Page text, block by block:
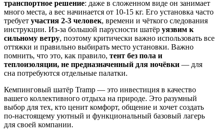
транспортное решение: даже в сложенном виде он занимает
много места, а вес начинается от 10-15 кг. Его установка часто
требует участия 2-3 человек, времени и чёткого следования
инструкции. Из-за большой парусности шатёр уязвим к
сильному ветру, поэтому критически важно использовать все
оттяжки и правильно выбирать место установки. Важно
помнить, что это, как правило, тент без пола и
теплоизоляции, не предназначенный для ночёвки — для
сна потребуются отдельные палатки.
Кемпинговый шатёр Tramp — это инвестиция в качество
вашего коллективного отдыха на природе. Это разумный
выбор для тех, кто ценит комфорт, общение и хочет создать
по-настоящему уютный и функциональный базовый лагерь
для своей компании.